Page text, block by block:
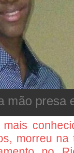
mão presa
morreu